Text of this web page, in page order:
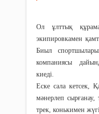
Ол ұлттық
экипировкамен
Биыл
компаниясы
киеді.
Еске сала кетсек,
мәнерлеп
трек, конькимен